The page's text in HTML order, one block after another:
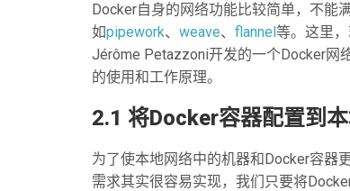
Docker自身的网络功能比较简单，不能
如pipework、 weave、 flannel等。这里
Jérôme Petazzoni开发的一个Docker网
的使用和工作原理。
2.1 将Docker容器配置到
为了使本地网络中的机器和Docker容器
需求其实很容易实现，我们只要将